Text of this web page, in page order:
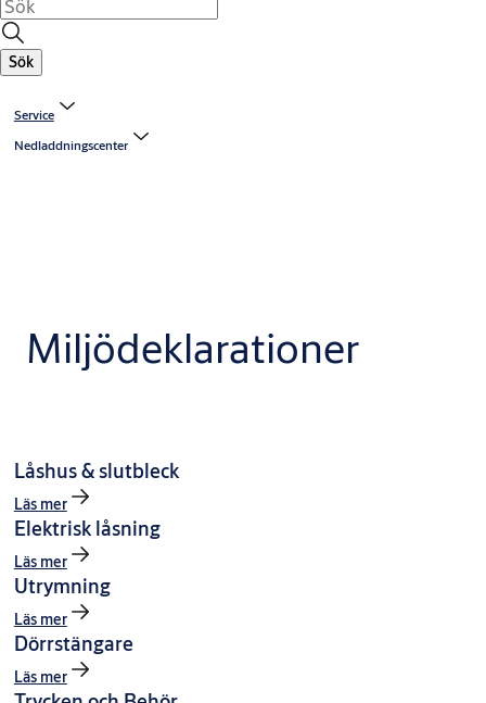
Sök
Service
Nedladdningscenter
Miljödeklarationer
Låshus & slutbleck
Läs mer
Elektrisk låsning
Läs mer
Utrymning
Läs mer
Dörrstängare
Läs mer